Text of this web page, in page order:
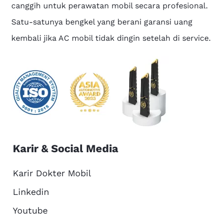
canggih untuk perawatan mobil secara profesional.
Satu-satunya bengkel yang berani garansi uang
kembali jika AC mobil tidak dingin setelah di service.
Karir & Social Media
Karir Dokter Mobil
Linkedin
Youtube